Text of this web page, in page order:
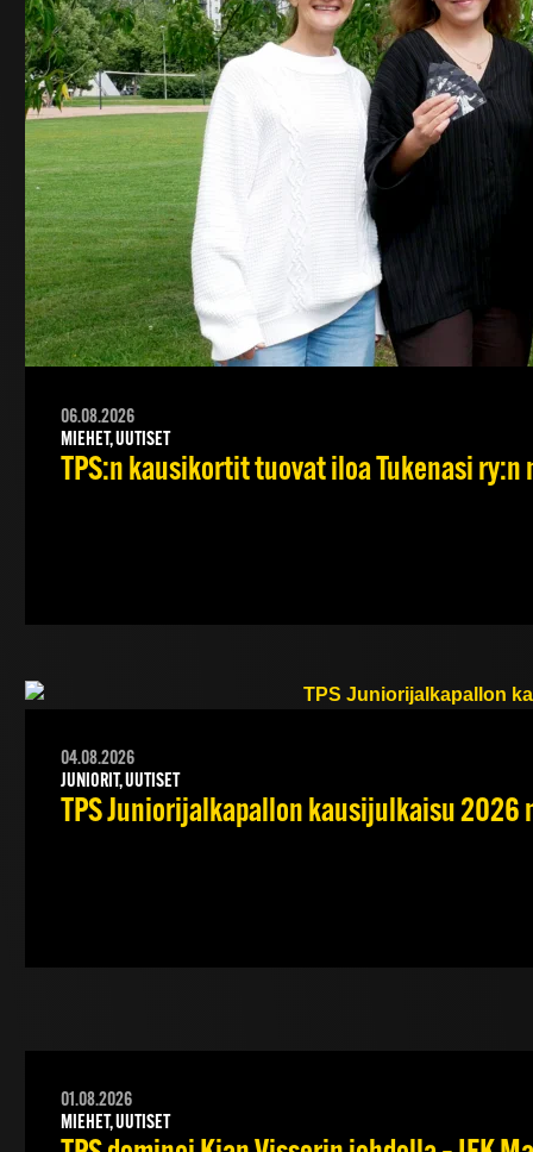
06.08.2026
MIEHET, UUTISET
TPS:n kausikortit tuovat iloa Tukenasi
04.08.2026
JUNIORIT, UUTISET
TPS Juniorijalkapallon kausijulkaisu 2026
01.08.2026
MIEHET, UUTISET